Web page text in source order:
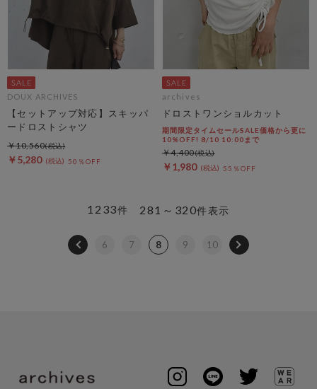
DOUX ARCHIVES
【セットアップ対応】スキッパ
ードロストシャツ
￥5,280 50％OFF
￥10,560
archives
ドロストワンショルカット
期間限定タイムセールSALE価格から更に
10%OFF! 8/10 10:00まで
￥1,980 55％OFF
￥4,400
281～320件表示
1233件
6 7 8 9 10